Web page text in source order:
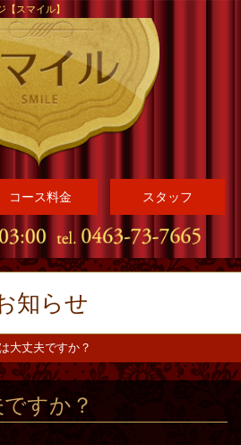
スマイル】
コース料金 スタッフ
知らせ
大丈夫ですか？
すか？